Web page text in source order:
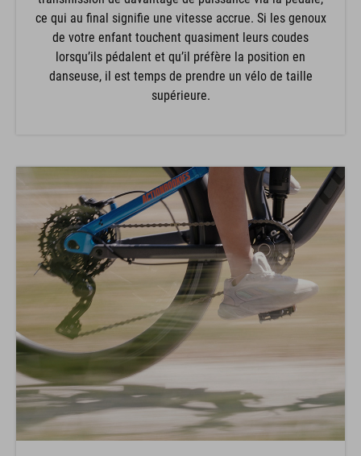
ce qui au final signifie une vitesse accrue. Si les genoux
de votre enfant touchent quasiment leurs coudes
lorsqu’ils pédalent et qu’il préfère la position en
danseuse, il est temps de prendre un vélo de taille
supérieure.